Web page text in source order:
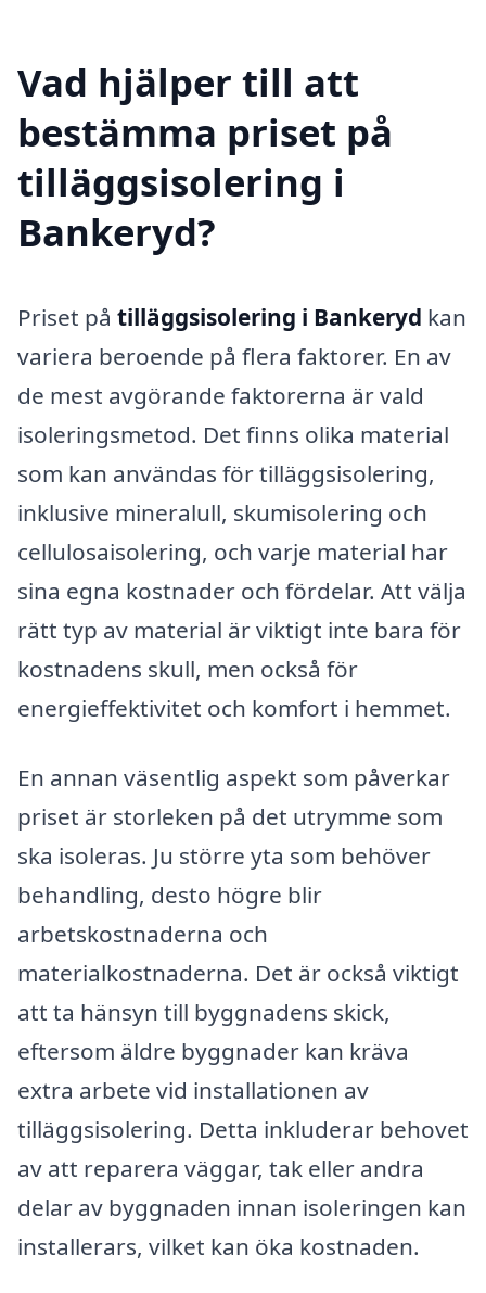
Vad hjälper till att
bestämma priset på
tilläggsisolering i
Bankeryd?
Priset på tilläggsisolering i Bankeryd kan
variera beroende på flera faktorer. En av
de mest avgörande faktorerna är vald
isoleringsmetod. Det finns olika material
som kan användas för tilläggsisolering,
inklusive mineralull, skumisolering och
cellulosaisolering, och varje material har
sina egna kostnader och fördelar. Att välja
rätt typ av material är viktigt inte bara för
kostnadens skull, men också för
energieffektivitet och komfort i hemmet.
En annan väsentlig aspekt som påverkar
priset är storleken på det utrymme som
ska isoleras. Ju större yta som behöver
behandling, desto högre blir
arbetskostnaderna och
materialkostnaderna. Det är också viktigt
att ta hänsyn till byggnadens skick,
eftersom äldre byggnader kan kräva
extra arbete vid installationen av
tilläggsisolering. Detta inkluderar behovet
av att reparera väggar, tak eller andra
delar av byggnaden innan isoleringen kan
installerars, vilket kan öka kostnaden.